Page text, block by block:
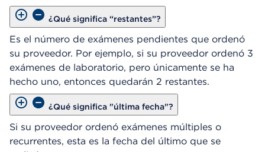
¿Qué significa “restantes”?
Es el número de exámenes pendientes que ordenó
su proveedor. Por ejemplo, si su proveedor ordenó 3
exámenes de laboratorio, pero únicamente se ha
hecho uno, entonces quedarán 2 restantes.
¿Qué significa "última fecha"?
Si su proveedor ordenó exámenes múltiples o
recurrentes, esta es la fecha del último que se